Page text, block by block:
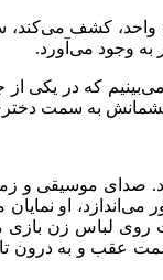
واحد، کشف
به وجود می‌آورد.
مثال در سکانس آغازین فیلم
موسیقی و
او
روی لباس زن
عقب و به